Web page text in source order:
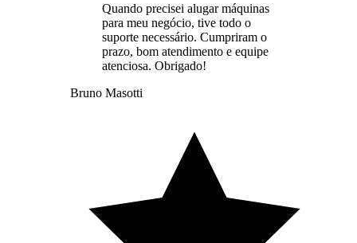
Quando precisei alugar máquinas
para meu negócio, tive todo o
suporte necessário. Cumpriram o
prazo, bom atendimento e equipe
atenciosa. Obrigado!
Bruno Masotti